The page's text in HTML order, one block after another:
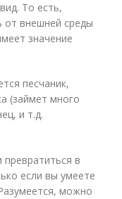
То есть,
внешней среды
значение
песчаник,
(займет много
и т.д.
в
если вы умеете
можно